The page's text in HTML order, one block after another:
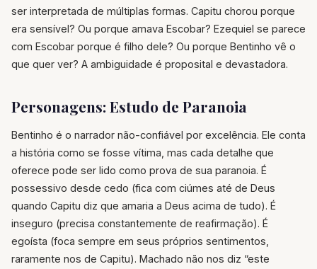
ser interpretada de múltiplas formas. Capitu chorou porque
era sensível? Ou porque amava Escobar? Ezequiel se parece
com Escobar porque é filho dele? Ou porque Bentinho vê o
que quer ver? A ambiguidade é proposital e devastadora.
Personagens: Estudo de Paranoia
Bentinho é o narrador não-confiável por excelência. Ele conta
a história como se fosse vítima, mas cada detalhe que
oferece pode ser lido como prova de sua paranoia. É
possessivo desde cedo (fica com ciúmes até de Deus
quando Capitu diz que amaria a Deus acima de tudo). É
inseguro (precisa constantemente de reafirmação). É
egoísta (foca sempre em seus próprios sentimentos,
raramente nos de Capitu). Machado não nos diz “este